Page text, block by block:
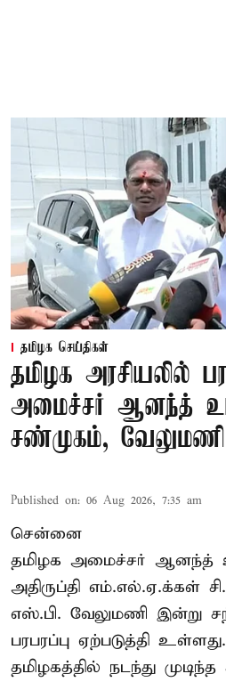
தமிழக செய்திகள்
தமிழக அரசியலில்
அமைச்சர் ஆனந்த்
சண்முகம், வேலுமணி
Published on: 06 Aug 2026, 7:35 am
சென்னை
தமிழக அமைச்சர் ஆனந்த்
அதிருப்தி எம்.எல்.ஏ.க்கள்
எஸ்.பி. வேலுமணி இன்று
பரபரப்பு ஏற்படுத்தி உள்ளது.
தமிழகத்தில் நடந்து